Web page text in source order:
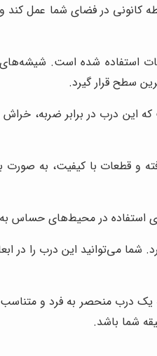
در فضای شما عمل کند
شده است. شیشه‌های
سطح قرار گیرد.
درب در برابر ضربه،
و قطعات با کیفیت، به
در محیط‌های حساس به
شما می‌توانید این درب را
درب منحصر به فرد و متناسب
شما باشد.